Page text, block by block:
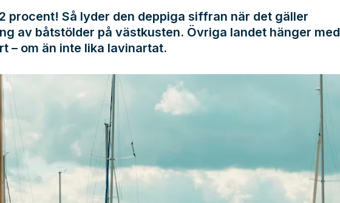
procent! Så lyder den deppiga siffran när det gäller
av båtstölder på västkusten. Övriga landet hänger med
– om än inte lika lavinartat.